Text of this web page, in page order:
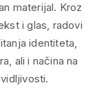
materijal. Kroz
i glas, radovi
identiteta,
ali i načina na